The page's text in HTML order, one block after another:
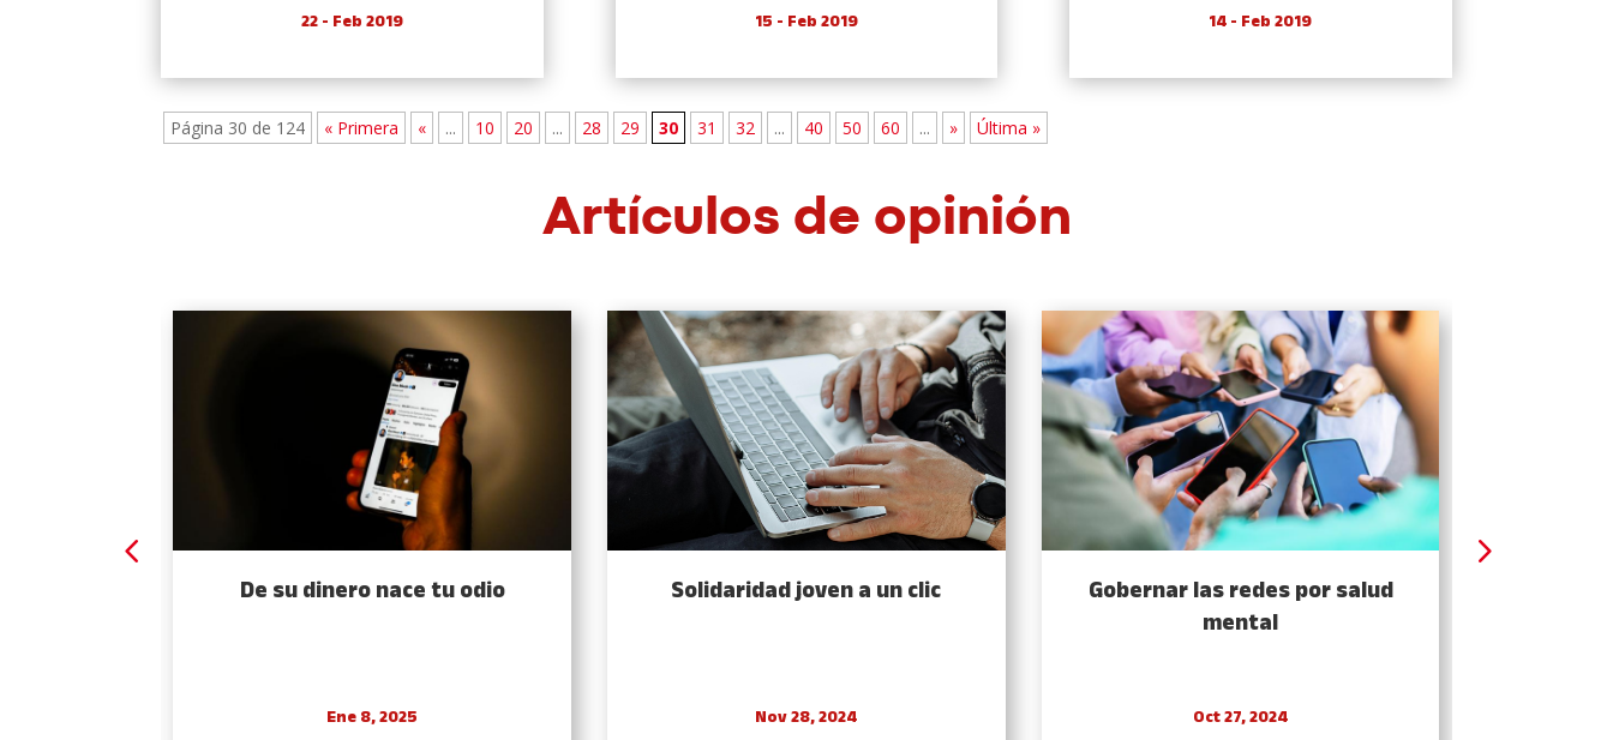
22 - Feb 2019 15 - Feb 2019 14 - Feb 2019
Página 30 de 124 « Primera « ... 10 20 ... 28 29 30 31 32 ... 40 50 60 ... » Última »
Artículos de opinión
De su dinero nace tu odio
Ene 8, 2025
Solidaridad joven a un clic
Nov 28, 2024
Gobernar las redes por salud
mental
Oct 27, 2024